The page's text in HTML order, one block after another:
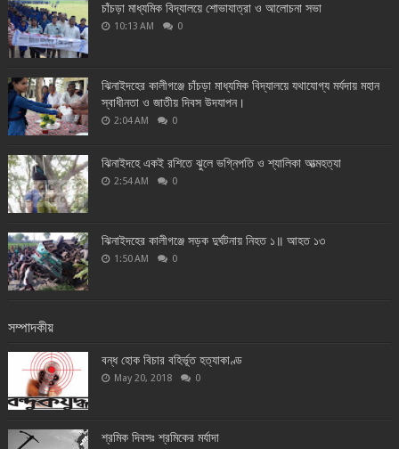
চাঁচড়া মাধ্যমিক বিদ্যালয়ে শোভাযাত্রা ও আলোচনা সভা
10:13 AM 0
ঝিনাইদহের কালীগঞ্জে চাঁচড়া মাধ্যমিক বিদ্যালয়ে যথাযোগ্য মর্যদায় মহান
স্বাধীনতা ও জাতীয় দিবস উদযাপন।
2:04 AM 0
ঝিনাইদহে একই রশিতে ঝুলে ভগ্নিপতি ও শ্যালিকা আত্মহত্যা
2:54 AM 0
ঝিনাইদহের কালীগঞ্জে সড়ক দুর্ঘটনায় নিহত ১॥ আহত ১৩
1:50 AM 0
সম্পাদকীয়
বন্ধ হোক বিচার বহির্ভূত হত্যাকাণ্ড
May 20, 2018 0
শ্রমিক দিবসঃ শ্রমিকের মর্যাদা